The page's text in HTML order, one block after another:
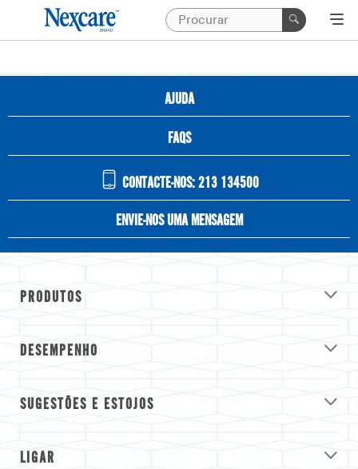
AJUDA
FAQS
CONTACTE-NOS: 213 134500
ENVIE-NOS UMA MENSAGEM
PRODUTOS
DESEMPENHO
SUGESTÕES E ESTOJOS
LIGAR